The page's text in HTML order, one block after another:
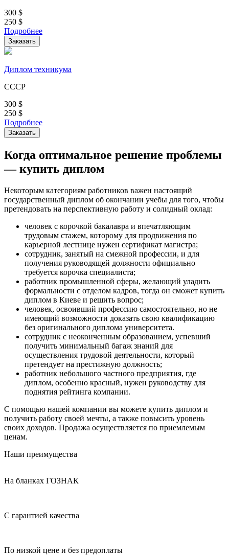
300 $
250 $
Подробнее
Заказать
Диплом техникума
СССР
300 $
250 $
Подробнее
Заказать
Когда оптимальное решение проблемы
— купить диплом
Некоторым категориям работников важен настоящий
государственный диплом об окончании учебы для того, чтобы
претендовать на перспективную работу и солидный оклад:
человек с корочкой бакалавра и впечатляющим
трудовым стажем, которому для продвижения по
карьерной лестнице нужен сертификат магистра;
сотрудник, занятый на смежной профессии, и для
получения руководящей должности официально
требуется корочка специалиста;
работник промышленной сферы, желающий уладить
формальности с отделом кадров, тогда он сможет купить
диплом в Киеве и решить вопрос;
человек, освоивший профессию самостоятельно, но не
имеющий возможности доказать свою квалификацию
без оригинального диплома университета.
сотрудник с неоконченным образованием, успевший
получить минимальный багаж знаний для
осуществления трудовой деятельности, который
претендует на престижную должность;
работник небольшого частного предприятия, где
диплом, особенно красный, нужен руководству для
поднятия рейтинга компании.
С помощью нашей компании вы можете купить диплом и
получить работу своей мечты, а также повысить уровень
своих доходов. Продажа осуществляется по приемлемым
ценам.
Наши преимущества
На бланках ГОЗНАК
С гарантией качества
По низкой цене и без предоплаты